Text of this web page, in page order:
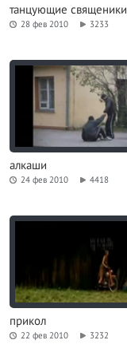
танцующие священики
28 фев 2010 3233
алкаши
24 фев 2010 4418
прикол
22 фев 2010 3232